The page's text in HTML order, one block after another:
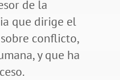
de la
que dirige el
conflicto,
y que ha